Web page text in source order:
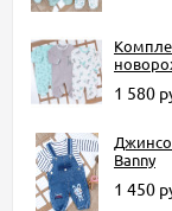
1 580
Banny
1 450